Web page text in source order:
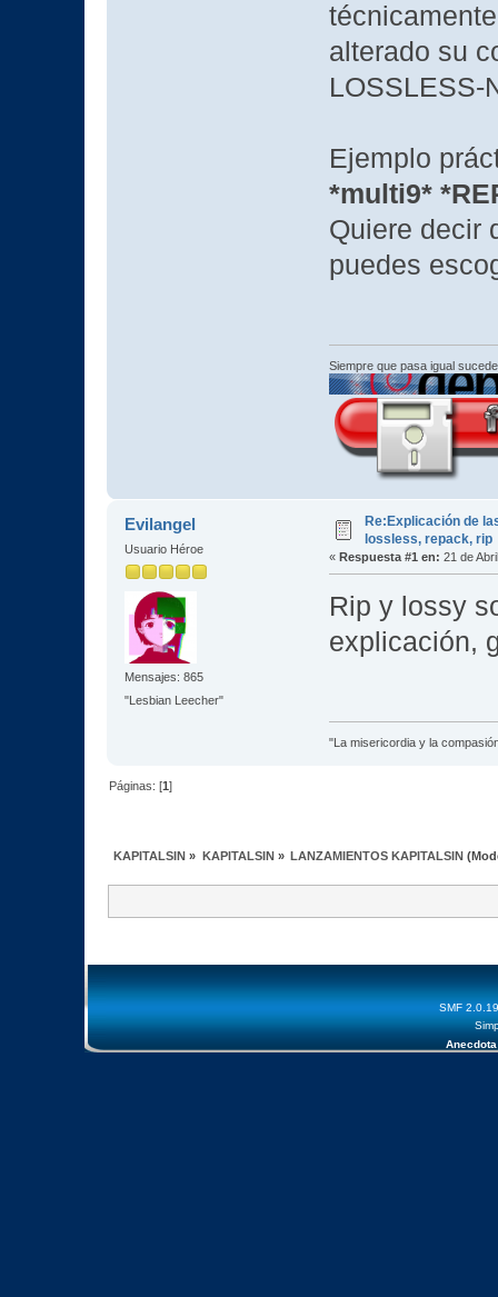
alterado su
LOSSLESS-
Ejemplo
*multi9*
Quiere decir
puedes
Siempre que pasa igual
Evilangel
Usuario Héroe
Mensajes: 865
"Lesbian Leecher"
Re:Explicación de
lossless, repack, rip
« Respuesta #1 en: 21 de
Rip y lossy
explicación,
"La misericordia y la
Páginas: [1]
KAPITALSIN » KAPITALSIN» LANZAMIENTOS KAPITALSIN
SMF 2.0.19
Anecdota